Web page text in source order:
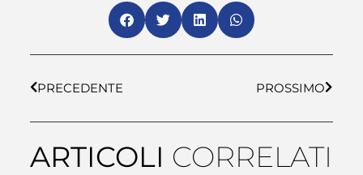
PRECEDENTE PROSSIMO
ARTICOLI CORRELATI